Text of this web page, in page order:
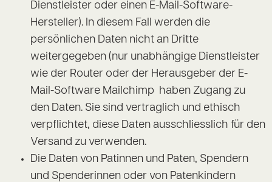
Dienstleister oder einen E-Mail-Software-
Hersteller). In diesem Fall werden die
persönlichen Daten nicht an Dritte
weitergegeben (nur unabhängige Dienstleister
wie der Router oder der Herausgeber der E-
Mail-Software Mailchimp haben Zugang zu
den Daten. Sie sind vertraglich und ethisch
verpflichtet, diese Daten ausschliesslich für den
Versand zu verwenden.
Die Daten von Patinnen und Paten, Spendern
und Spenderinnen oder von Patenkindern